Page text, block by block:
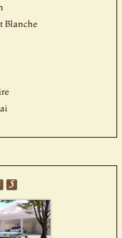
Blanche